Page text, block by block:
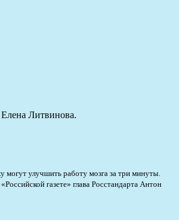
Литвинова.
улучшить работу мозга за три минуты.
газете» глава Росстандарта Антон